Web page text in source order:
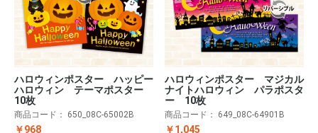
ハロウィンポスター ハッピー
ハロウィン テーマポスター
10枚
商品コード： 650_08C-65002B
￥968
ハロウィンポスター マジカル
ナイトハロウィン パラポスタ
ー 10枚
商品コード： 649_08C-64901B
￥1,045